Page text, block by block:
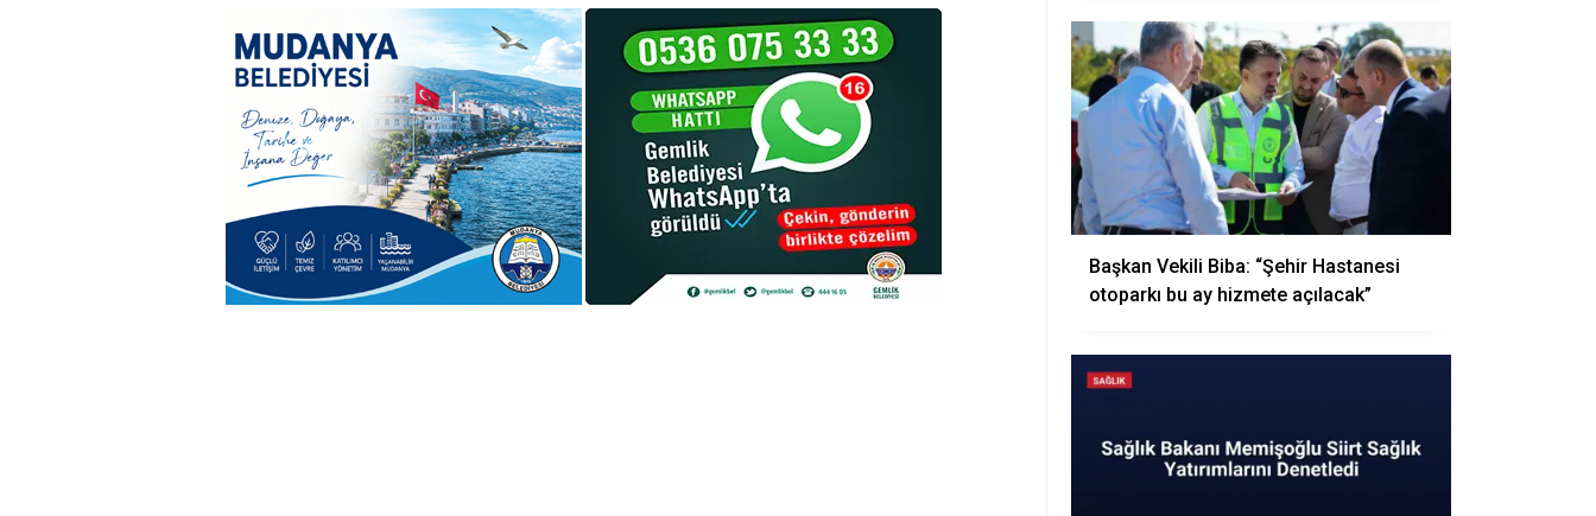
Başkan Vekili Biba: “Şehir Hastanesi
otoparkı bu ay hizmete açılacak”